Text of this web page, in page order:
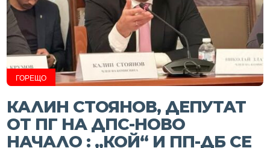
ГОРЕЩО
КАЛИН СТОЯНОВ, ДЕПУТАТ
ОТ ПГ НА ДПС-НОВО
НАЧАЛО : „КОЙ“ И ПП-ДБ СЕ